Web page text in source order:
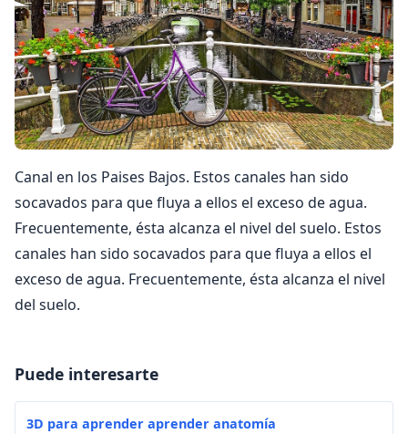
Canal en los Paises Bajos. Estos canales han sido
socavados para que fluya a ellos el exceso de agua.
Frecuentemente, ésta alcanza el nivel del suelo. Estos
canales han sido socavados para que fluya a ellos el
exceso de agua. Frecuentemente, ésta alcanza el nivel
del suelo.
Puede interesarte
3D para aprender aprender anatomía